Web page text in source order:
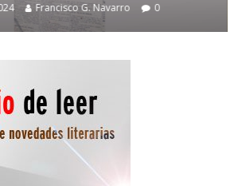
Francisco G. Navarro 0